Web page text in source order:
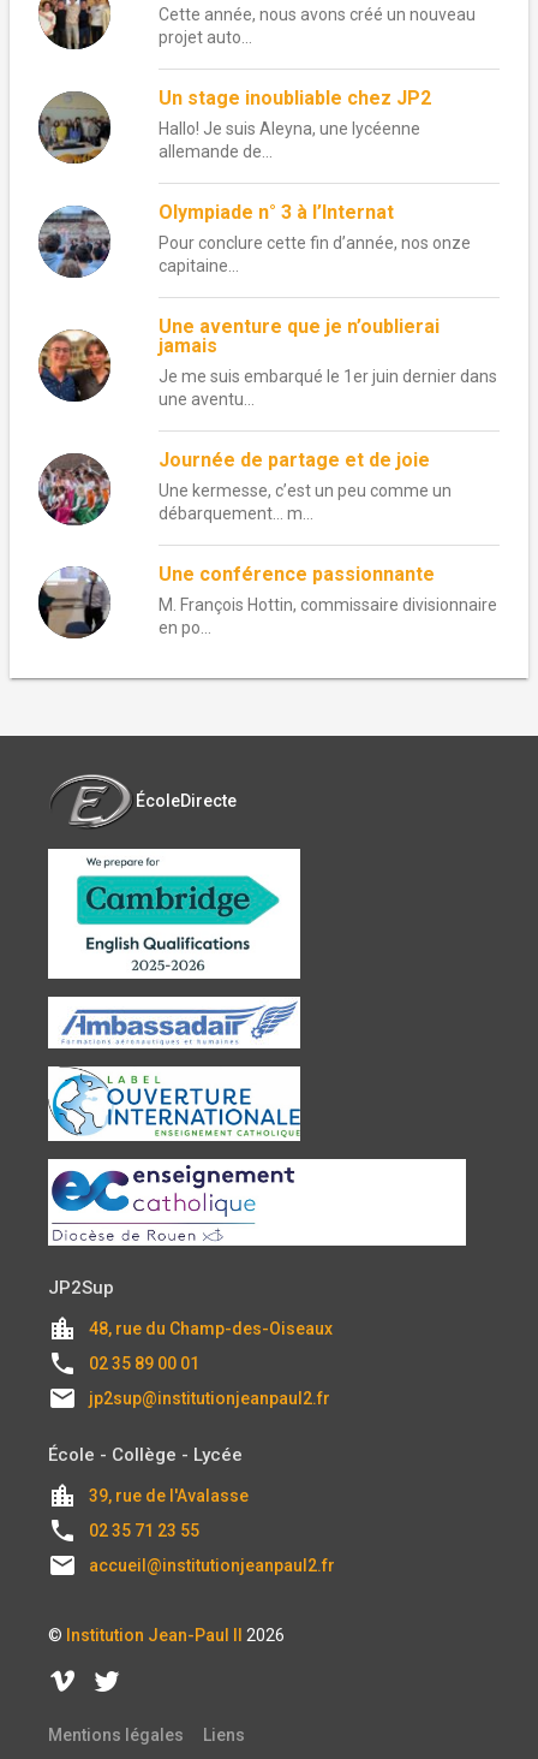
Cette année, nous avons créé un nouveau
projet auto...
Un stage inoubliable chez JP2
Hallo! Je suis Aleyna, une lycéenne
allemande de...
Olympiade n° 3 à l’Internat
Pour conclure cette fin d’année, nos onze
capitaine...
Une aventure que je n’oublierai
jamais
Je me suis embarqué le 1er juin dernier dans
une aventu...
Journée de partage et de joie
Une kermesse, c’est un peu comme un
débarquement… m...
Une conférence passionnante
M. François Hottin, commissaire divisionnaire
en po...
ÉcoleDirecte
JP2Sup
location_city 48, rue du Champ-des-Oiseaux
local_phone 02 35 89 00 01
email jp2sup@institutionjeanpaul2.fr
École - Collège - Lycée
location_city 39, rue de l'Avalasse
local_phone 02 35 71 23 55
email accueil@institutionjeanpaul2.fr
© Institution Jean-Paul II 2026
Mentions légales Liens